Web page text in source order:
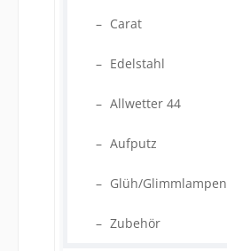
Carat
Edelstahl
Allwetter 44
Aufputz
Glüh/Glimmlampen
Zubehör